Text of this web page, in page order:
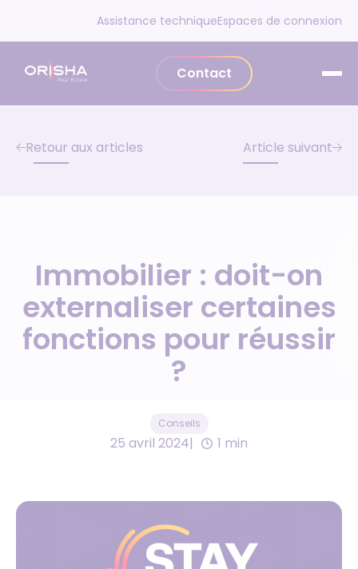
Assistance techniqueEspaces de connexion
Contact
Retour aux articles Article suivant
Immobilier : doit-on
externaliser certaines
fonctions pour réussir
?
Conseils
25 avril 2024 1 min